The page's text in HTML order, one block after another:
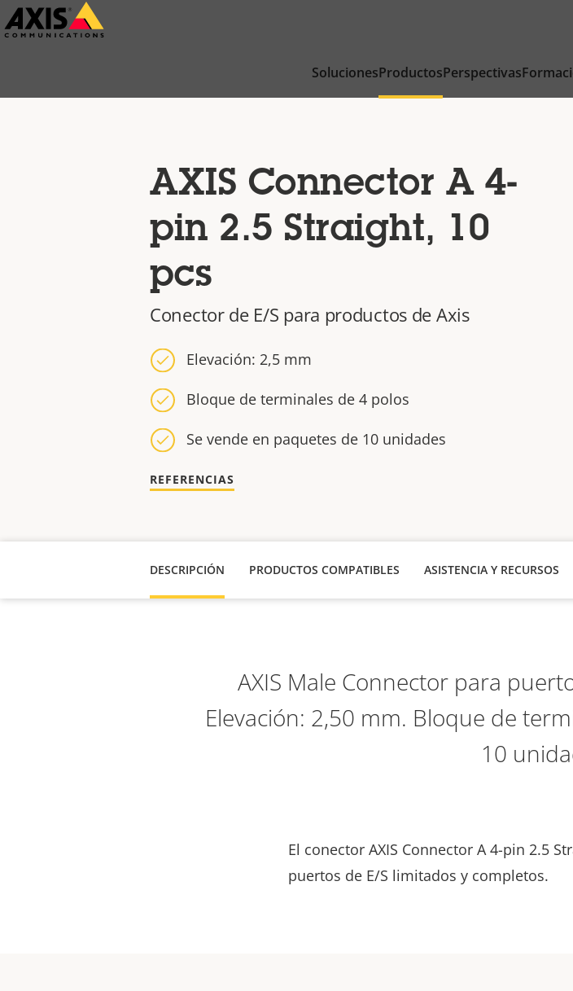
Saltar
al
SolucionesProductosPerspectivas
AXIS Connector A 4-
pin 2.5 Straight, 10
pcs
Conector de E/S para productos de Axis
Elevación: 2,5 mm
Bloque de terminales de 4 polos
Se vende en paquetes de 10 unidades
REFERENCIAS
DESCRIPCIÓN PRODUCTOS COMPATIBLES ASISTENCIA Y RECURSOS
AXIS Male Connector para
Elevación: 2,50 mm. Bloque de
10
El conector AXIS Connector A 4-pin 2.5
puertos de E/S limitados y completos.